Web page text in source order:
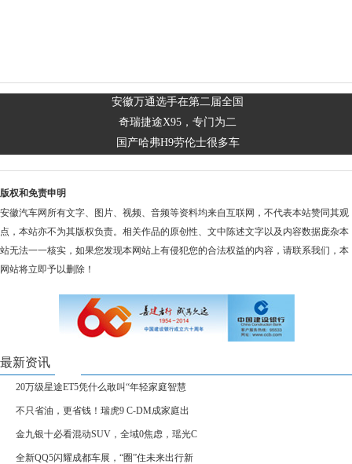
安徽万通选手在第二届全国
奇瑞捷途X95，专门为二
国产哈弗H9劳伦士很多车
版权和免责申明
安徽汽车网所有文字、图片、视频、音频等资料均来自互联网，不代表本站赞同其观
点，本站亦不为其版权负责。相关作品的原创性、文中陈述文字以及内容数据庞杂本
站无法一一核实，如果您发现本网站上有侵犯您的合法权益的内容，请联系我们，本
网站将立即予以删除！
最新资讯
20万级星途ET5凭什么敢叫“年轻家庭智慧
不只省油，更省钱！瑞虎9 C-DM成家庭出
金九银十必看混动SUV，全域0焦虑，瑶光C
全新QQ5闪耀成都车展，“圈”住未来出行新